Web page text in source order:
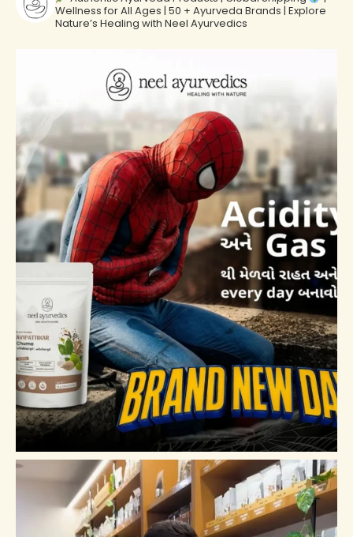
Wellness for All Ages | 50 + Ayurveda Brands | Explore
Nature’s Healing with Neel Ayurvedics